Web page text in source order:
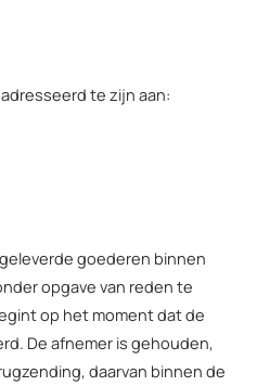
te zijn aan:
goederen binnen
opgave van reden te
op het moment dat de
De afnemer is gehouden,
daarvan binnen de